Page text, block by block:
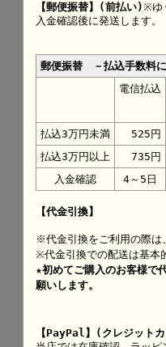
【郵便振替】(前払い)※ゆ
入金確認後に発送します。
郵便振替 －払込手数料に
電信払込
払込3万円未満
525円
払込3万円以上
735円
入金確認
4～5日
【代金引換】
※代金引換をご利用の際は
※代金引換での配送は基本
★初めてご購入のお客様で
願いします。
【PayPal】(クレジット